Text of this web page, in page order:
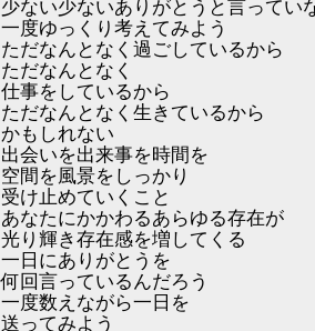
少ない少ないありがとうと言ってい
一度ゆっくり考えてみよう
ただなんとなく過ごしているから
ただなんとなく
仕事をしているから
ただなんとなく生きているから
かもしれない
出会いを出来事を時間を
空間を風景をしっかり
受け止めていくこと
あなたにかかわるあらゆる存在が
光り輝き存在感を増してくる
一日にありがとうを
何回言っているんだろう
一度数えながら一日を
送ってみよう